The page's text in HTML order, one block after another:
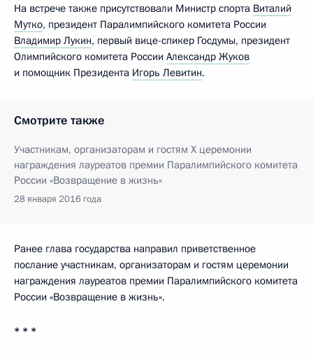
На встрече также присутствовали Министр спорта Виталий
Мутко, президент Паралимпийского комитета России
Владимир Лукин, первый вице-спикер Госдумы, президент
Олимпийского комитета России Александр Жуков
и помощник Президента Игорь Левитин.
Смотрите также
Участникам, организаторам и гостям X церемонии
награждения лауреатов премии Паралимпийского комитета
России «Возвращение в жизнь»
28 января 2016 года
Ранее глава государства направил приветственное
послание участникам, организаторам и гостям церемонии
награждения лауреатов премии Паралимпийского комитета
России «Возвращение в жизнь».
* * *